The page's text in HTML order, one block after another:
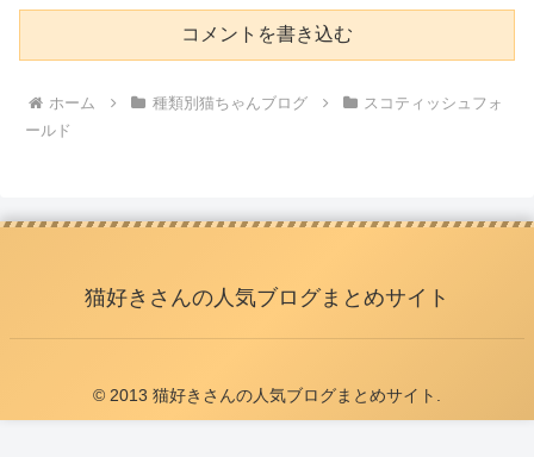
コメントを書き込む
ホーム 種類別猫ちゃんブログ
スコティッシュフォ
ールド
猫好きさんの人気ブログまとめサイト
© 2013 猫好きさんの人気ブログまとめサイト.